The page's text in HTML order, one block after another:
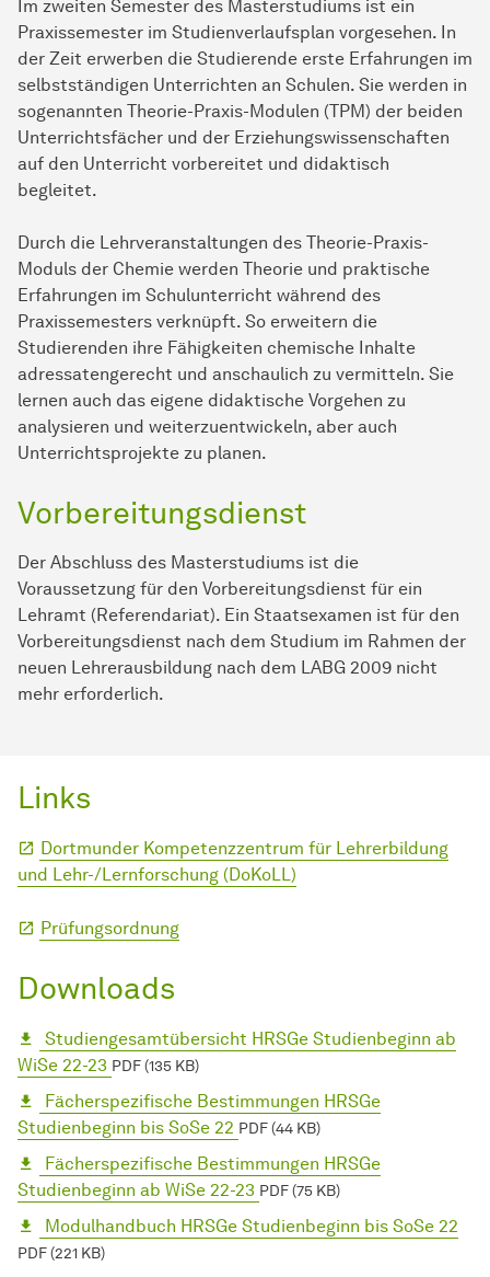
Im zweiten Semester des Masterstudiums ist ein
Praxissemester im Studienverlaufsplan vorgesehen. In
der Zeit erwerben die Studierende erste Erfahrungen im
selbstständigen Unterrichten an Schulen. Sie werden in
sogenannten Theorie-Praxis-Modulen (TPM) der beiden
Unterrichtsfächer und der Erziehungswissenschaften
auf den Unterricht vorbereitet und didaktisch
begleitet.
Durch die Lehrveranstaltungen des Theorie-Praxis-
Moduls der Chemie werden Theorie und prak­ti­sche
Erfahrungen im Schulunterricht während des
Praxissemesters verknüpft. So erweitern die
Studierenden ihre Fähigkeiten chemische Inhalte
adressatengerecht und anschaulich zu vermitteln. Sie
lernen auch das eigene didaktische Vorgehen zu
analysieren und weiterzuentwickeln, aber auch
Unterrichtsprojekte zu planen.
Vorbereitungsdienst
Der Abschluss des Masterstudiums ist die
Voraussetzung für den Vorbereitungsdienst für ein
Lehramt (Referendariat). Ein Staatsexamen ist für den
Vorbereitungsdienst nach dem Studium im Rahmen der
neuen Lehrerausbildung nach dem LABG 2009 nicht
mehr erforderlich.
Links
Dortmunder Kompetenzzentrum für Lehrerbildung
und Lehr-/Lernforschung (DoKoLL)
Prüfungsordnung
Downloads
Studiengesamtübersicht HRSGe Studienbeginn ab
WiSe 22-23 PDF (135 KB)
Fächerspezifische Bestimmungen HRSGe
Studienbeginn bis SoSe 22 PDF (44 KB)
Fächerspezifische Bestimmungen HRSGe
Studienbeginn ab WiSe 22-23 PDF (75 KB)
Modulhandbuch HRSGe Studienbeginn bis SoSe 22
PDF (221 KB)